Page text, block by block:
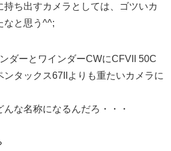
持ち出すカメラとしては、ゴツいカ
なと思う^^;
ダーとワインダーCWにCFVII 50C
ンタックス67IIよりも重たいカメラに
な名称になるんだろ・・・